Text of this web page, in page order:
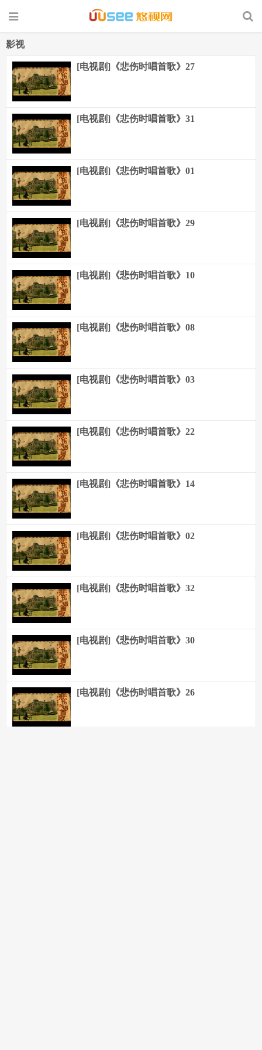
影视
[电视剧]《悲伤时唱首歌》27
[电视剧]《悲伤时唱首歌》31
[电视剧]《悲伤时唱首歌》01
[电视剧]《悲伤时唱首歌》29
[电视剧]《悲伤时唱首歌》10
[电视剧]《悲伤时唱首歌》08
[电视剧]《悲伤时唱首歌》03
[电视剧]《悲伤时唱首歌》22
[电视剧]《悲伤时唱首歌》14
[电视剧]《悲伤时唱首歌》02
[电视剧]《悲伤时唱首歌》32
[电视剧]《悲伤时唱首歌》30
[电视剧]《悲伤时唱首歌》26